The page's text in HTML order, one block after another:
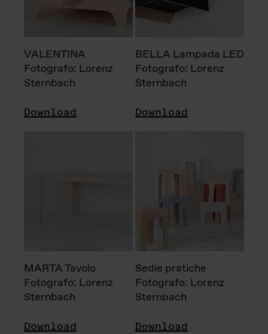
VALENTINA
Fotografo: Lorenz
Sternbach
Download
BELLA Lampada LED
Fotografo: Lorenz
Sternbach
Download
MARTA Tavolo
Fotografo: Lorenz
Sternbach
Download
Sedie pratiche
Fotografo: Lorenz
Sternbach
Download